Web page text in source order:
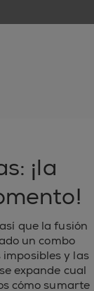
¡la
que la fusión
un combo
y las
expande cual
cómo sumarte